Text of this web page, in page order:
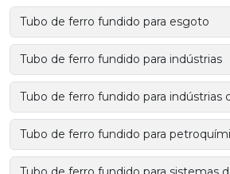
Tubo de ferro fundido para esgoto
Tubo de ferro fundido para indústrias
Tubo de ferro fundido para indústrias
Tubo de ferro fundido para